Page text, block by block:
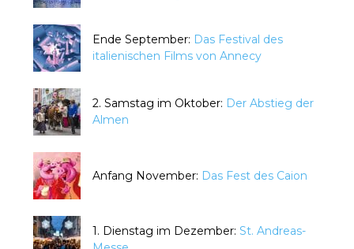
Ende September: Das Festival des
italienischen Films von Annecy
2. Samstag im Oktober: Der Abstieg der
Almen
Anfang November: Das Fest des Caion
1. Dienstag im Dezember: St. Andreas-